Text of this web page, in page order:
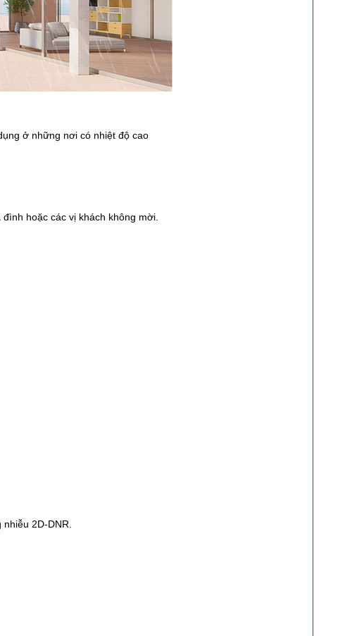
ở những nơi có nhiệt độ cao
hoặc các vị khách không mời.
2D-DNR.